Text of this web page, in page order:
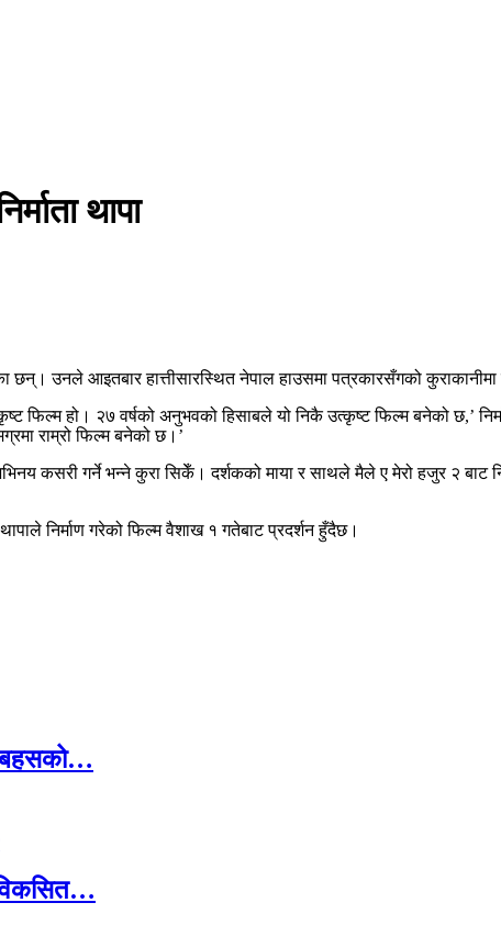
थापा
छन्। उनले आइतबार हात्तीसारस्थित नेपाल हाउसमा पत्रकारसँगको
फिल्म हो। २७ वर्षको अनुभवको हिसाबले यो निकै उत्कृष्ट फिल्म बनेको छ,’
राम्रो फिल्म बनेको छ।’
कसरी गर्ने भन्ने कुरा सिकेँ। दर्शकको माया र साथले मैले ए मेरो हजुर २ बाट
निर्माण गरेको फिल्म वैशाख १ गतेबाट प्रदर्शन हुँदैछ।
बहसको…